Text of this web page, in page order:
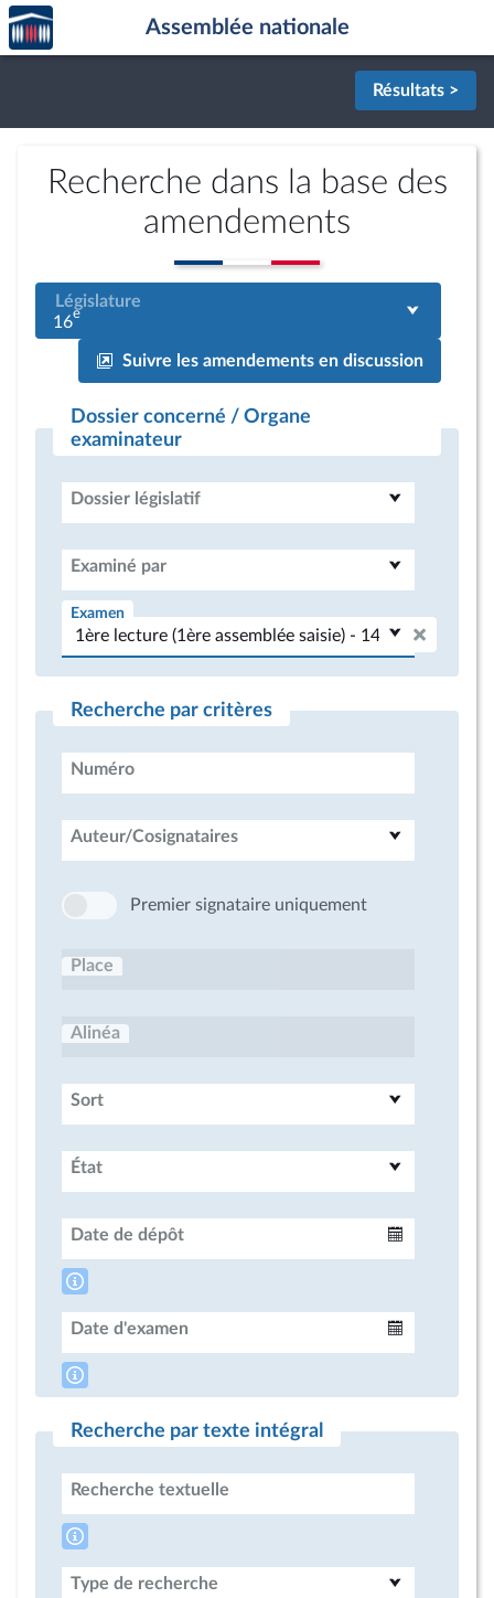
Aller au contenu
Aller en bas de la page
Accèder
à la
page
Assemblée nationale
Résultats >
Recherche dans la base des
amendements
Législature
16e
Suivre les amendements en discussion
Dossier concerné / Organe
examinateur
Dossier législatif
Examiné par
Examen
Recherche par critères
Numéro
Auteur/Cosignataires
Premier signataire uniquement
Place
Alinéa
Sort
État
Date de dépôt
Date d'examen
Recherche par texte intégral
Recherche textuelle
Type de recherche